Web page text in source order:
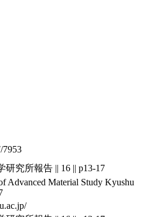
7953
究所報告 || 16 || p13-17
Advanced Material Study Kyushu